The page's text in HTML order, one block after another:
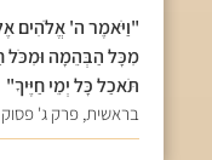
"וַיֹּאמֶר ה' אֱלֹהִים
מִכָּל הַבְּהֵמָה וּמִכֹּל
תֹּאכַל כָּל יְמֵי חַיֶּיךָ"
בראשית, פרק ג'